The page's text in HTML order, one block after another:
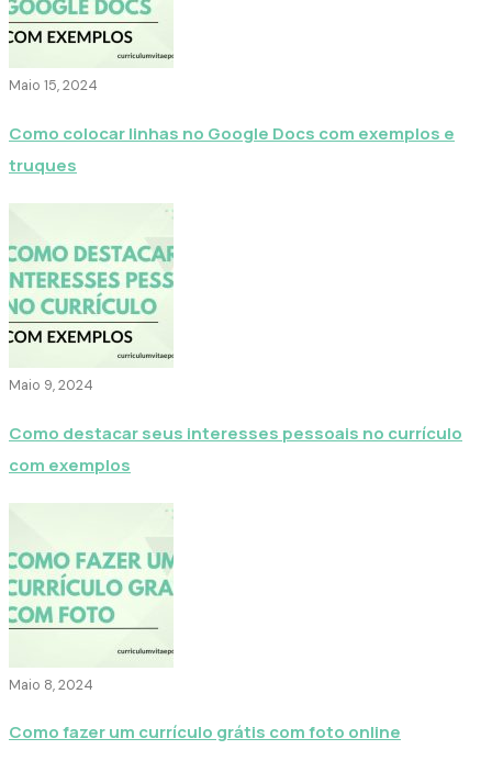
Maio 15, 2024
Como colocar linhas no Google Docs com exemplos e
truques
Maio 9, 2024
Como destacar seus interesses pessoais no currículo
com exemplos
Maio 8, 2024
Como fazer um currículo grátis com foto online